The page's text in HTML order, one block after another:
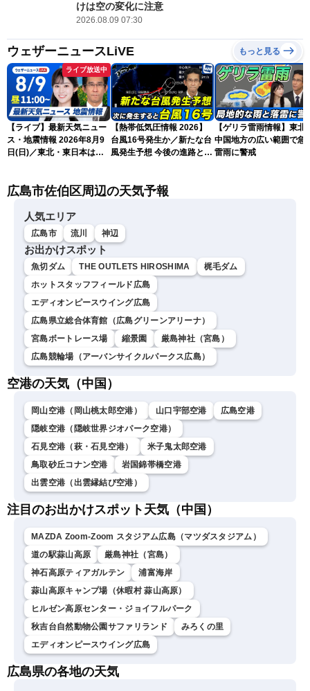
けは空の変化に注意
2026.08.09 07:30
ウェザーニュースLiVE もっと見る
ライブ放送中
【ライブ】最新天気ニュー
ス・地震情報 2026年8月9
日(日)／東北・東日本は急
ム・青原桃香／山口剛央〉
【熱帯低気圧情報 2026】
台風16号発生か／新たな台
風発生予想 今後の進路と日
【ゲリラ雷雨情報】東北
中国地方の広い範囲で急
雷雨に警戒
広島市佐伯区周辺の天気予報
人気エリア
広島市 流川 神辺
お出かけスポット
魚切ダム THE OUTLETS HIROSHIMA
梶毛ダム
ホットスタッフフィールド広島
エディオンピースウイング広島
広島県立総合体育館（広島グリーンアリーナ）
宮島ボートレース場
縮景園
厳島神社（宮島）
広島競輪場（アーバンサイクルパークス広島）
空港の天気（中国）
岡山空港（岡山桃太郎空港） 山口宇部空港
広島空港
隠岐空港（隠岐世界ジオパーク空港）
石見空港（萩・石見空港）
米子鬼太郎空港
鳥取砂丘コナン空港
岩国錦帯橋空港
出雲空港（出雲縁結び空港）
注目のお出かけスポット天気（中国）
MAZDA Zoom-Zoom スタジアム広島（マツダスタジアム）
道の駅蒜山高原
厳島神社（宮島）
神石高原ティアガルテン
浦富海岸
蒜山高原キャンプ場（休暇村 蒜山高原）
ヒルゼン高原センター・ジョイフルパーク
秋吉台自然動物公園サファリランド
みろくの里
エディオンピースウイング広島
広島県の各地の天気